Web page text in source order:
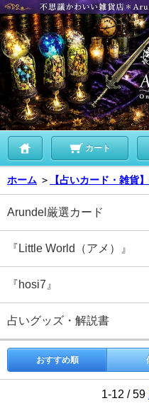
カート
ホーム ＞ 【占いカード・雑貨
Arundel厳選カード
『Little World（アメ）』
『hosi7』
占いグッズ・解説書
おすすめ順
1-12 / 59